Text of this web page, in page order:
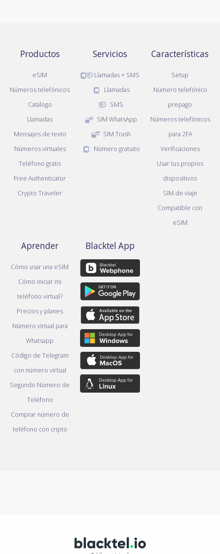
Productos
eSIM
Números telefónicos
Catálogo
Llamadas
Mensajes de texto
Números virtuales
Teléfono gratis
Free Authenticator
Crypto Traveler
Servicios
Llamadas + SMS
Llamadas
SMS
SIM WhatsApp
SIM Trash
Número gratuito
Características
Setup
Número telefónico
prepago
Números telefónicos
para 2FA
Verificaciones
Usar tus propios
dispositivos
SIM de viaje
Compatible con
eSIM
Aprender
Cómo usar una eSIM
Cómo iniciar mi
teléfono virtual?
Precios y planes
Número virtual para
Whatsapp
Código de Telegram
con número virtual
Segundo Número de
Teléfono
Comprar número de
teléfono con cripto
Blacktel App